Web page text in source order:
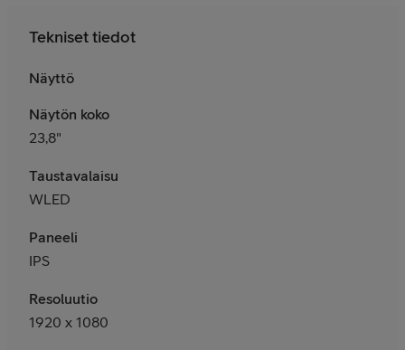
Tekniset tiedot
Näyttö
Näytön koko
23,8"
Taustavalaisu
WLED
Paneeli
IPS
Resoluutio
1920 x 1080